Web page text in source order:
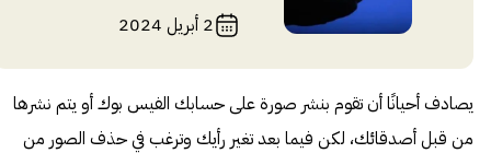
2 أبريل 2024
يصادف أحيانًا أن تقوم بنشر صورة على حسابك الفيس بوك أو يتم نشرها
من قبل أصدقائك، لكن فيما بعد تغير رأيك وترغب في حذف الصور من